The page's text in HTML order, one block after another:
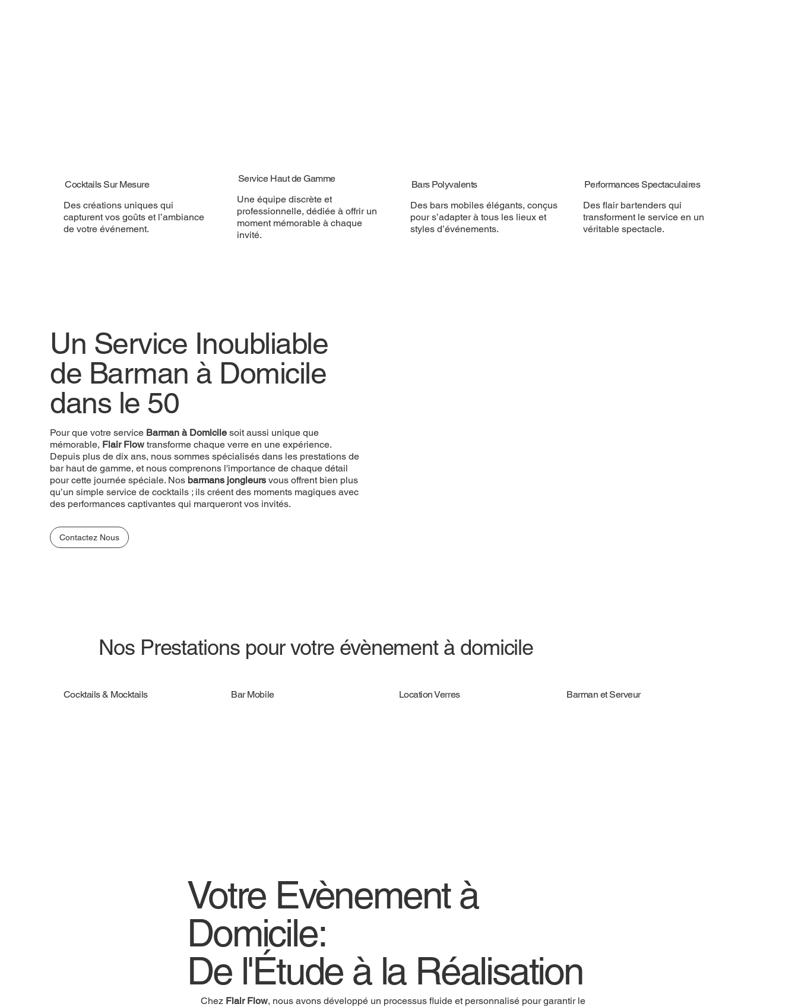
Cocktails Sur Mesure
Des créations uniques qui
capturent vos goûts et l’ambiance
de votre événement.
Service Haut de Gamme
Une équipe discrète et
professionnelle, dédiée à offrir un
moment mémorable à chaque
invité.
Bars Polyvalents
Des bars mobiles élégants, conçus
pour s’adapter à tous les lieux et
styles d’événements.
Performances Spectaculaires
Des flair bartenders qui
transforment le service en un
véritable spectacle.
Un Service Inoubliable
de Barman à Domicile
dans le 50
Pour que votre service Barman à Domicile soit aussi unique que
mémorable, Flair Flow transforme chaque verre en une expérience.
Depuis plus de dix ans, nous sommes spécialisés dans les prestations de
bar haut de gamme, et nous comprenons l'importance de chaque détail
pour cette journée spéciale. Nos barmans jongleurs vous offrent bien plus
qu’un simple service de cocktails ; ils créent des moments magiques avec
des performances captivantes qui marqueront vos invités.
Contactez Nous
Nos Prestations pour votre évènement à domicile
Cocktails & Mocktails Bar Mobile Location Verres Barman et Serveur
Votre Evènement à
Domicile:
De l'Étude à la Réalisation
Chez Flair Flow, nous avons développé un processus fluide et personnalisé pour garantir le